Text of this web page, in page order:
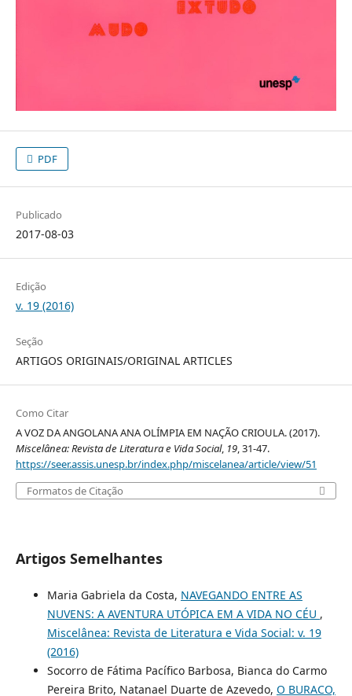
PDF
Publicado
2017-08-03
Edição
v. 19 (2016)
Seção
ARTIGOS ORIGINAIS/ORIGINAL ARTICLES
Como Citar
A VOZ DA ANGOLANA ANA OLÍMPIA EM NAÇÃO CRIOULA. (2017).
Miscelânea: Revista de Literatura e Vida Social, 19, 31-47.
https://seer.assis.unesp.br/index.php/miscelanea/article/view/51
Formatos de Citação
Artigos Semelhantes
Maria Gabriela da Costa, NAVEGANDO ENTRE AS
NUVENS: A AVENTURA UTÓPICA EM A VIDA NO CÉU ,
Miscelânea: Revista de Literatura e Vida Social: v. 19
(2016)
Socorro de Fátima Pacífico Barbosa, Bianca do Carmo
Pereira Brito, Natanael Duarte de Azevedo, O BURACO,